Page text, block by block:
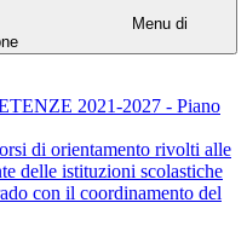
Menu di
2021-2027 - Piano
di orientamento rivolti alle
delle istituzioni scolastiche
con il coordinamento del